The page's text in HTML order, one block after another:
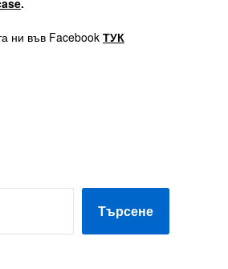
ни във Facebook ТУК
Търсене